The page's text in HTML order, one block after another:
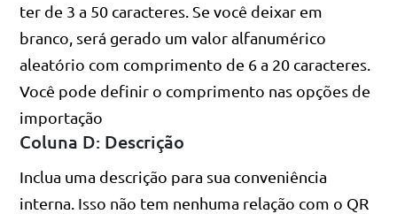
ter de 3 a 50 caracteres. Se você deixar em
branco, será gerado um valor alfanumérico
aleatório com comprimento de 6 a 20 caracteres.
Você pode definir o comprimento nas opções de
importação
Coluna D: Descrição
Inclua uma descrição para sua conveniência
interna. Isso não tem nenhuma relação com o QR